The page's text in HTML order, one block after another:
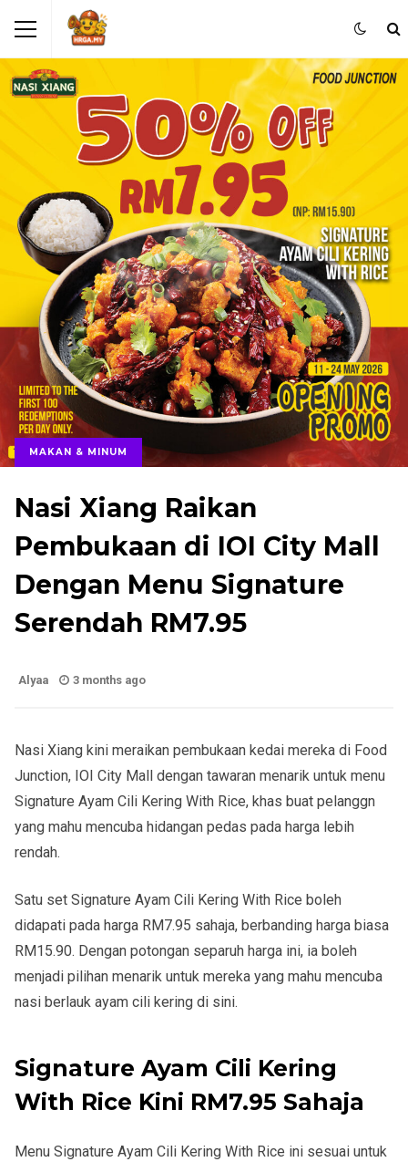
MAKAN & MINUM
Nasi Xiang Raikan
Pembukaan di IOI City Mall
Dengan Menu Signature
Serendah RM7.95
Alyaa 3 months ago
Nasi Xiang kini meraikan pembukaan kedai mereka di Food
Junction, IOI City Mall dengan tawaran menarik untuk menu
Signature Ayam Cili Kering With Rice, khas buat pelanggn
yang mahu mencuba hidangan pedas pada harga lebih
rendah.
Satu set Signature Ayam Cili Kering With Rice boleh
didapati pada harga RM7.95 sahaja, berbanding harga biasa
RM15.90. Dengan potongan separuh harga ini, ia boleh
menjadi pilihan menarik untuk mereka yang mahu mencuba
nasi berlauk ayam cili kering di sini.
Signature Ayam Cili Kering
With Rice Kini RM7.95 Sahaja
Menu Signature Ayam Cili Kering With Rice ini sesuai untuk